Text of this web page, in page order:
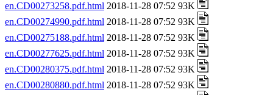
en.CD00273258.pdf.html 2018-11-28 07:52 93K
en.CD00274990.pdf.html 2018-11-28 07:52 93K
en.CD00275188.pdf.html 2018-11-28 07:52 93K
en.CD00277625.pdf.html 2018-11-28 07:52 93K
en.CD00280375.pdf.html 2018-11-28 07:52 93K
en.CD00280880.pdf.html 2018-11-28 07:52 93K